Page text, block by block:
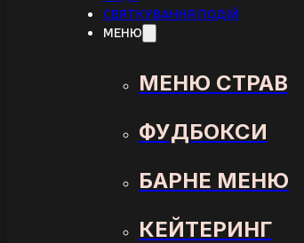
СВЯТКУВАННЯ ПОДІЙ
МЕНЮ
МЕНЮ СТРАВ
ФУДБОКСИ
БАРНЕ МЕНЮ
КЕЙТЕРИНГ